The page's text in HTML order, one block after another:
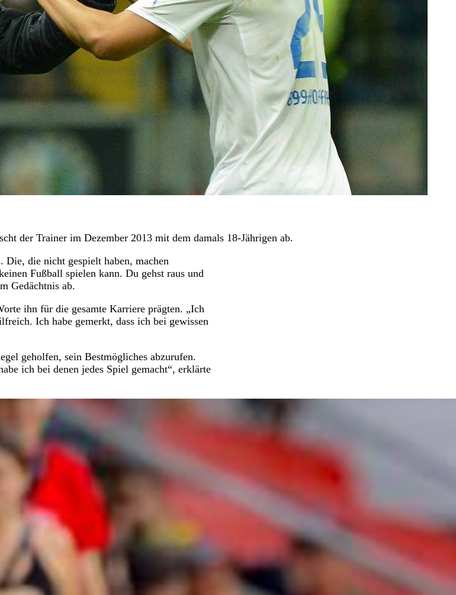
der Trainer im Dezember 2013 mit dem damals 18-Jährigen ab.
Die, die nicht gespielt haben, machen
Fußball spielen kann. Du gehst raus und
Gedächtnis ab.
ihn für die gesamte Karriere prägten. „Ich
Ich habe gemerkt, dass ich bei gewissen
geholfen, sein Bestmögliches abzurufen.
ich bei denen jedes Spiel gemacht“, erklärte